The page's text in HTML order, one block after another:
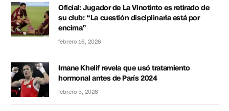
Oficial: Jugador de La Vinotinto es retirado de
su club: “La cuestión disciplinaria está por
encima”
febrero 16, 2026
Imane Khelif revela que usó tratamiento
hormonal antes de París 2024
febrero 5, 2026